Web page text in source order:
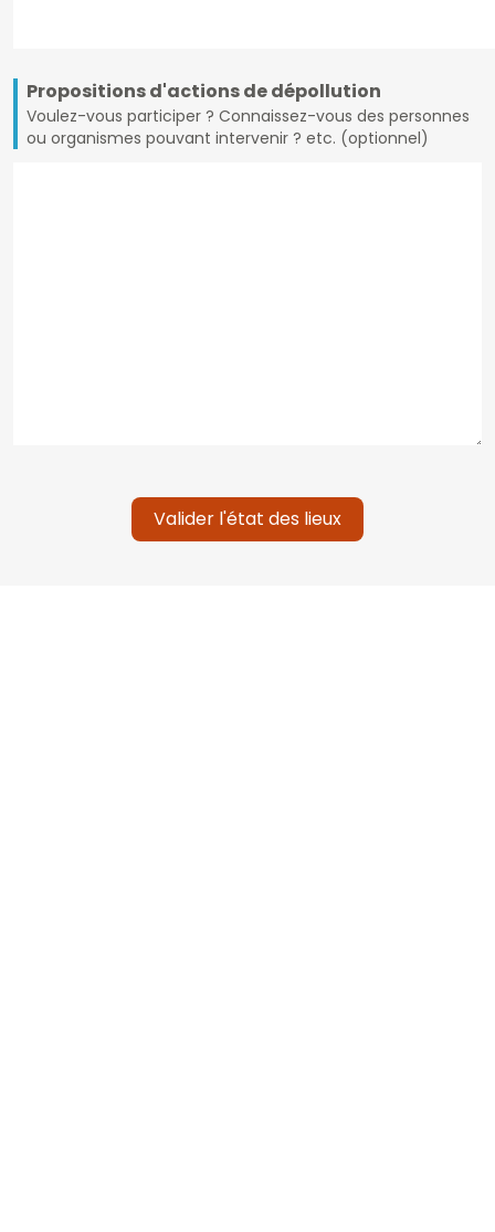
Propositions d'actions de dépollution
Voulez-vous participer ? Connaissez-vous des personnes
ou organismes pouvant intervenir ? etc. (optionnel)